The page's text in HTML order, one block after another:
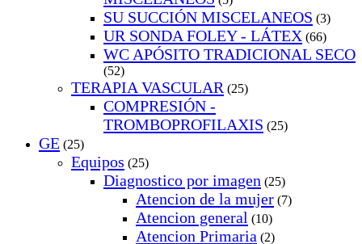
SU SUCCIÓN MISCELANEOS (3)
UR SONDA FOLEY - LÁTEX (66)
WC APÓSITO TRADICIONAL SECO
(52)
TERAPIA VASCULAR (25)
COMPRESIÓN -
TROMBOPROFILAXIS (25)
GE (25)
Equipos (25)
Diagnostico por imagen (25)
Atencion de la mujer (7)
Atencion general (10)
Atencion Primaria (2)